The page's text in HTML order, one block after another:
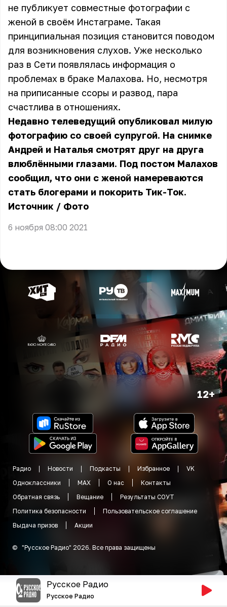
не публикует совместные фотографии с
женой в своём Инстаграме. Такая
принципиальная позиция становится поводом
для возникновения слухов. Уже несколько
раз в Сети появлялась информация о
проблемах в браке Малахова. Но, несмотря
на приписанные ссоры и развод, пара
счастлива в отношениях.
Недавно телеведущий опубликовал милую
фотографию со своей супругой. На снимке
Андрей и Наталья смотрят друг на друга
влюблёнными глазами. Под постом Малахов
сообщил, что они с женой намереваются
стать блогерами и покорить Тик-Ток.
Источник / Фото
6 ноября 08:00 2021
12+
Радио Новости Подкасты Избранное
VK
Одноклассники
MAX О нас
Контакты
Обратная связь
Вещание
Результаты СОУТ
Политика безопасности
Пользовательское соглашение
Выдача призов
Акции
© "Русское Радио" 2026. Все права защищены
Русское Радио
Русское Радио